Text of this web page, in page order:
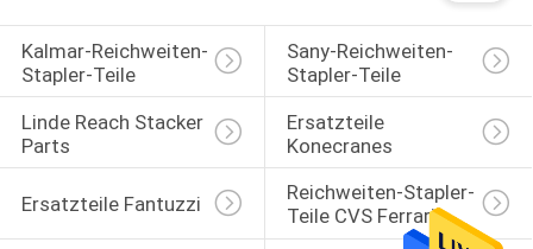
Kalmar-Reichweiten-
Stapler-Teile
Sany-Reichweiten-
Stapler-Teile
Linde Reach Stacker
Parts
Ersatzteile
Konecranes
Ersatzteile Fantuzzi
Reichweiten-Stapler-
Teile CVS Ferrari